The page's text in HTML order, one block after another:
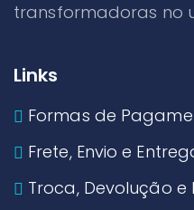
transformadoras no
Links
Formas de
Frete, Envio e
Troca, Devolução e